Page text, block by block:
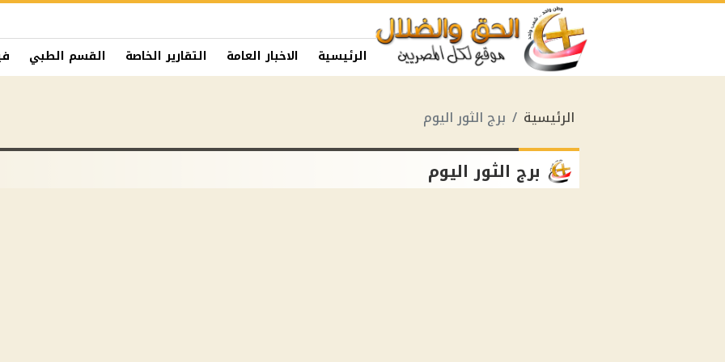
الرئيسية الاخبار العامة التقارير الخاصة القسم الطبي
الرئيسية برج الثور اليوم
برج الثور اليوم